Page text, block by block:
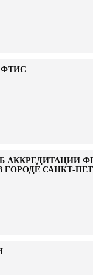
АККРЕДИТАЦИИ
САНКТ-